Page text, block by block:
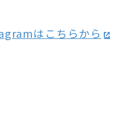
はこちらから